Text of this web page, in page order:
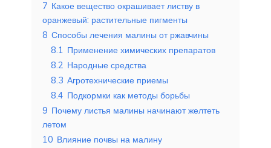
7 Какое вещество окрашивает листву в
оранжевый: растительные пигменты
8 Способы лечения малины от ржавчины
8.1 Применение химических препаратов
8.2 Народные средства
8.3 Агротехнические приемы
8.4 Подкормки как методы борьбы
9 Почему листья малины начинают желтеть
летом
10 Влияние почвы на малину